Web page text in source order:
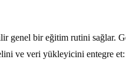
genel bir eğitim rutini sağlar.
ve veri yükleyicini entegre et: